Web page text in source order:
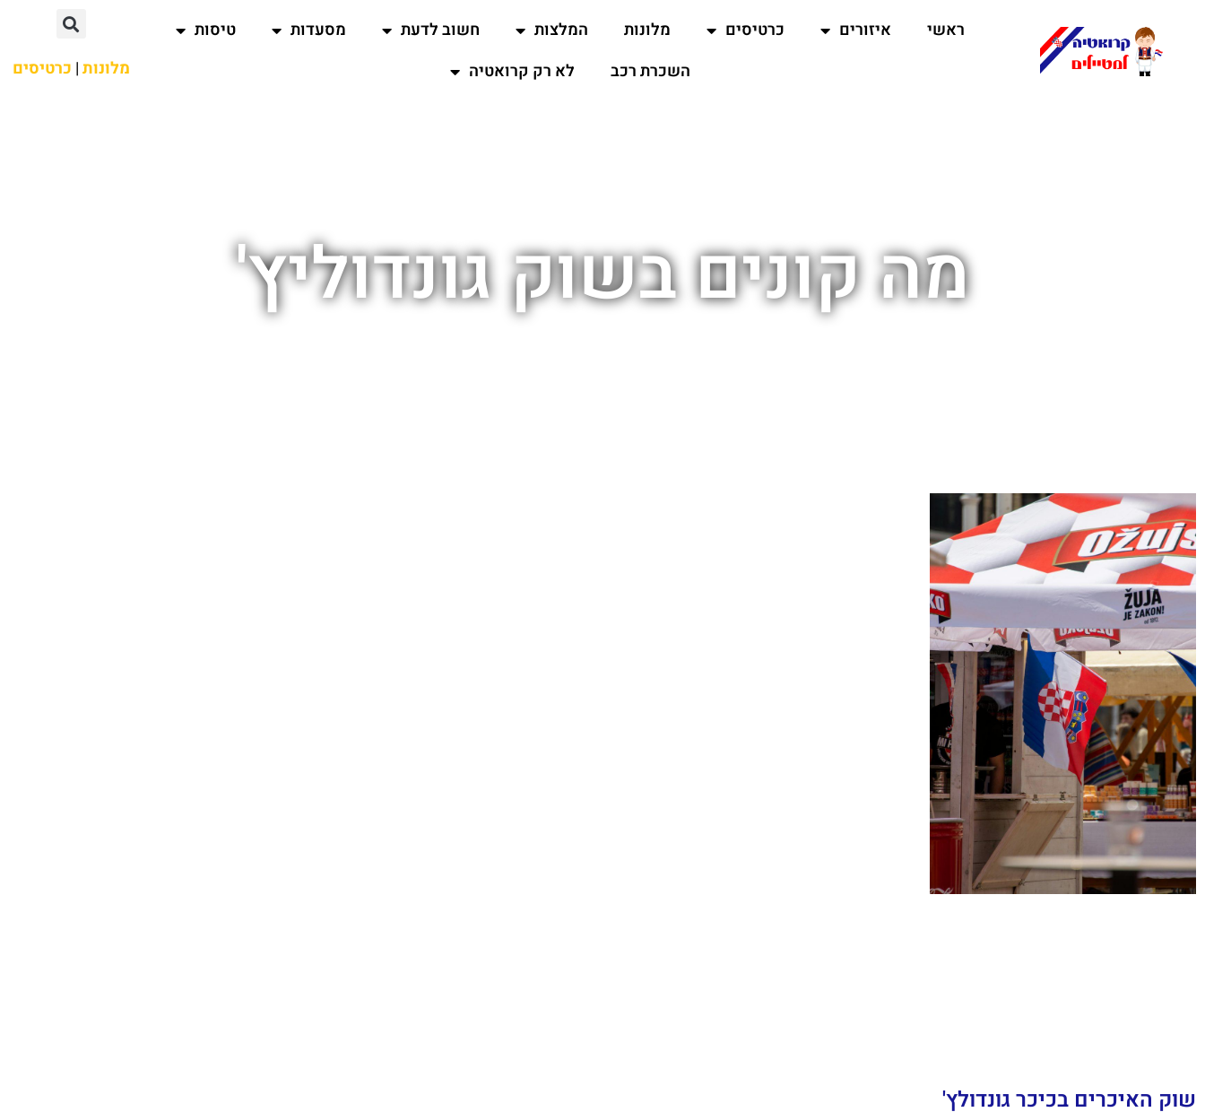
ראשי איזורים כרטיסים מלונות המלצות חשוב לדעת מסעדות
טיסות
השכרת רכב
לא רק קרואטיה מלונות| כרטיסים
מה קונים בשוק גונדוליץ'
שוק האיכרים בכיכר גונדולץ'